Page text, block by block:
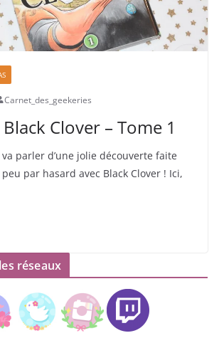
Carnet_des_geekeries
Clover – Tome 1
parler d’une jolie découverte faite
par hasard avec Black Clover ! Ici,
réseaux